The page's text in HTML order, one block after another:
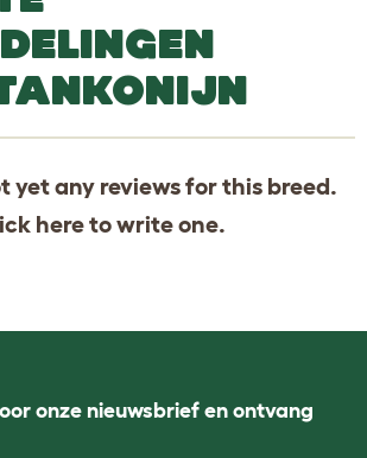
yet any reviews for this breed.
hereto write one.
onze nieuwsbrief en ontvang